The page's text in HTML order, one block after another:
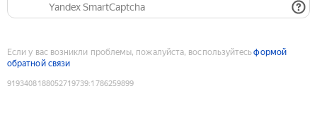
Yandex SmartCaptcha
Если у вас возникли проблемы, пожалуйста, воспользуйтесьформой
обратной связи
9193408188052719739:1786259899